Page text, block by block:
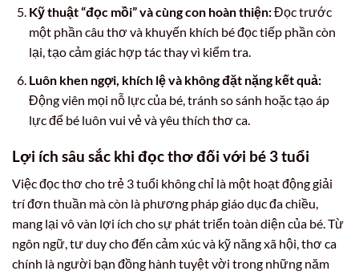
Kỹ thuật “đọc mồi” và cùng con hoàn thiện:Đọc trước
một phần câu thơ và khuyến khích bé đọc tiếp phần còn
lại, tạo cảm giác hợp tác thay vì kiểm tra.
Luôn khen ngợi, khích lệ và không đặt nặng kết quả:
Động viên mọi nỗ lực của bé, tránh so sánh hoặc tạo áp
lực để bé luôn vui vẻ và yêu thích thơ ca.
Lợi ích sâu sắc khi đọc thơ đối với bé 3 tuổi
Việc đọc thơ cho trẻ 3 tuổi không chỉ là một hoạt động giải
trí đơn thuần mà còn là phương pháp giáo dục đa chiều,
mang lại vô vàn lợi ích cho sự phát triển toàn diện của bé. Từ
ngôn ngữ, tư duy cho đến cảm xúc và kỹ năng xã hội, thơ ca
chính là người bạn đồng hành tuyệt vời trong những năm